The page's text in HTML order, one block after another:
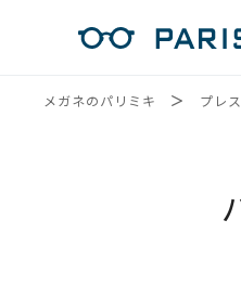
メガネのパリミキ プレ